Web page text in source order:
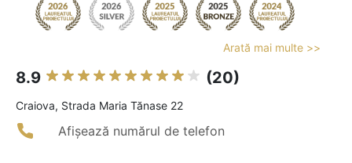
Arată mai multe >>
8.9 (20)
Craiova, Strada Maria Tănase 22
Afișează numărul de telefon